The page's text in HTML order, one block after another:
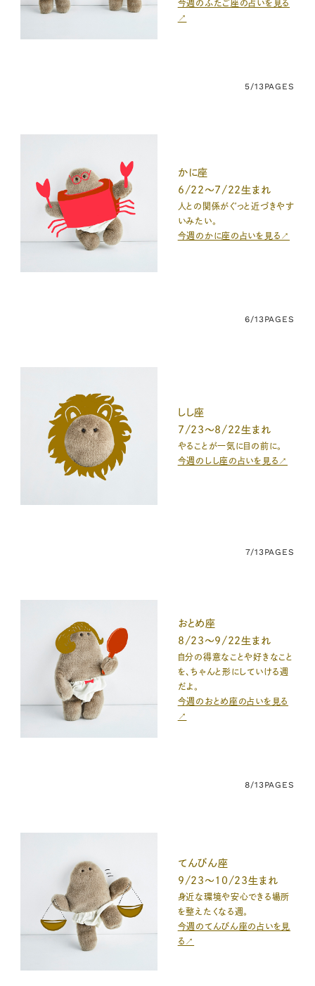
今週のふたご座の占いを見る
↗
5/13PAGES
かに座
6/22～7/22生まれ
人との関係がぐっと近づきやす
いみたい。
今週のかに座の占いを見る↗
6/13PAGES
しし座
7/23〜8/22生まれ
やることが一気に目の前に。
今週のしし座の占いを見る↗
7/13PAGES
おとめ座
8/23〜9/22生まれ
自分の得意なことや好きなこと
を、ちゃんと形にしていける週
だよ。
今週のおとめ座の占いを見る
↗
8/13PAGES
てんびん座
9/23〜10/23生まれ
身近な環境や安心できる場所
を整えたくなる週。
今週のてんびん座の占いを見
る↗